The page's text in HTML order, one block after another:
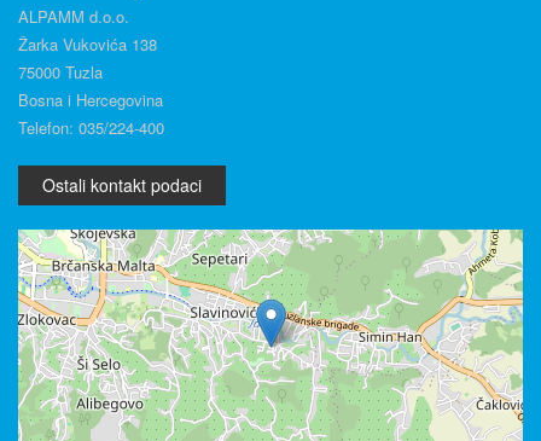
ALPAMM d.o.o.
Žarka Vukovića 138
75000 Tuzla
Bosna i Hercegovina
Telefon: 035/224-400
Ostali kontakt podaci